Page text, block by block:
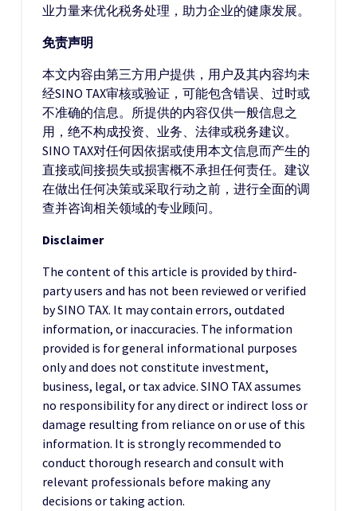
业力量来优化税务处理，助力企业的健康发展。
免责声明
本文内容由第三方用户提供，用户及其内容均未
经SINO TAX审核或验证，可能包含错误、过时或
不准确的信息。所提供的内容仅供一般信息之
用，绝不构成投资、业务、法律或税务建议。
SINO TAX对任何因依据或使用本文信息而产生的
直接或间接损失或损害概不承担任何责任。建议
在做出任何决策或采取行动之前，进行全面的调
查并咨询相关领域的专业顾问。
Disclaimer
The content of this article is provided by third-
party users and has not been reviewed or verified
by SINO TAX. It may contain errors, outdated
information, or inaccuracies. The information
provided is for general informational purposes
only and does not constitute investment,
business, legal, or tax advice. SINO TAX assumes
no responsibility for any direct or indirect loss or
damage resulting from reliance on or use of this
information. It is strongly recommended to
conduct thorough research and consult with
relevant professionals before making any
decisions or taking action.